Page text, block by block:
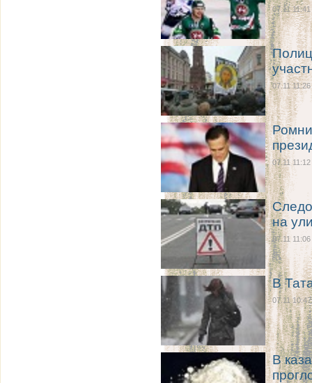
07.11 11:41
07.11 11:26
07.11 11:12
на
07.11 11:06
В
07.11 10:47
В